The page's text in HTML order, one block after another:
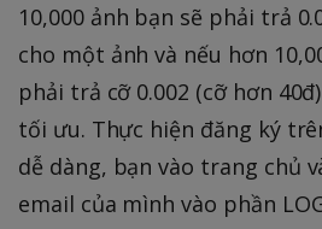
10,000 ảnh bạn sẽ phải trả
cho một ảnh và nếu hơn
phải trả cỡ 0.002 (cỡ hơn
tối ưu. Thực hiện đăng ký
dễ dàng, bạn vào trang chủ
email của mình vào phần